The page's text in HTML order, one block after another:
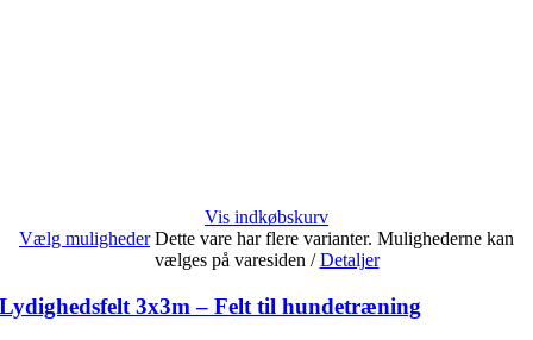
Vis indkøbskurv
Vælg muligheder Dette vare har flere varianter. Mulighederne kan
vælges på varesiden / Detaljer
Lydighedsfelt 3x3m – Felt til hundetræning